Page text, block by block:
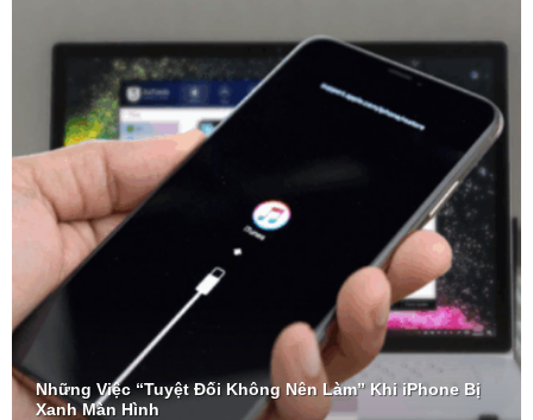
Những Việc “Tuyệt Đối Không Nên Làm” Khi iPhone Bị
Xanh Màn Hình